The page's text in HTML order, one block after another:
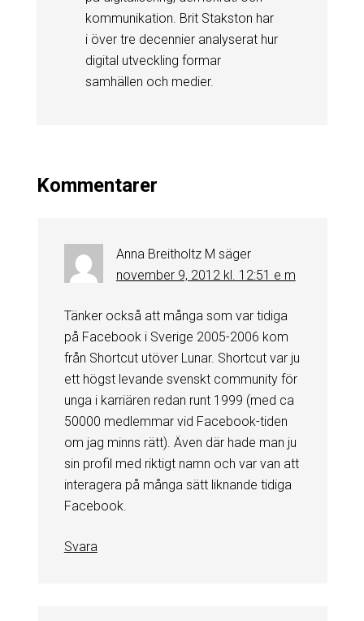
kommunikation. Brit Stakston har
i över tre decennier analyserat hur
digital utveckling formar
samhällen och medier.
Kommentarer
Anna Breitholtz M säger
november 9, 2012 kl. 12:51 e m
Tänker också att många som var tidiga
på Facebook i Sverige 2005-2006 kom
från Shortcut utöver Lunar. Shortcut var ju
ett högst levande svenskt community för
unga i karriären redan runt 1999 (med ca
50000 medlemmar vid Facebook-tiden
om jag minns rätt). Även där hade man ju
sin profil med riktigt namn och var van att
interagera på många sätt liknande tidiga
Facebook.
Svara